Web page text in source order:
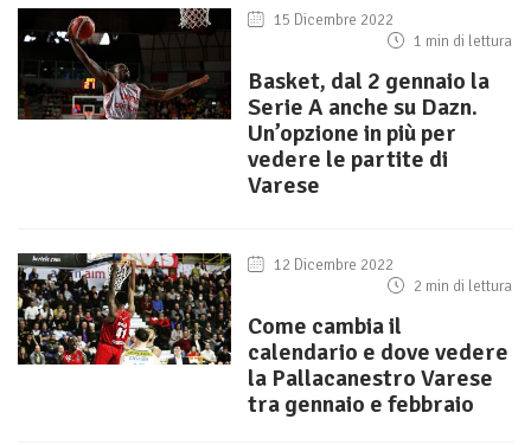
15 Dicembre 2022
1 min di lettura
Basket, dal 2 gennaio la
Serie A anche su Dazn.
Un’opzione in più per
vedere le partite di
Varese
12 Dicembre 2022
2 min di lettura
Come cambia il
calendario e dove vedere
la Pallacanestro Varese
tra gennaio e febbraio